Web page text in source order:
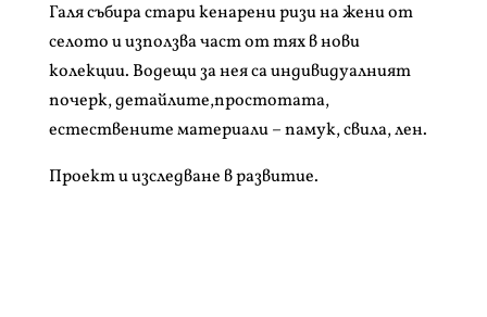
Галя събира стари кенарени ризи на жени от
селото и използва част от тях в нови
колекции. Водещи за нея са индивидуалният
почерк, детайлите,простотата,
естествените материали – памук, свила, лен.
Проект и изследване в развитие.